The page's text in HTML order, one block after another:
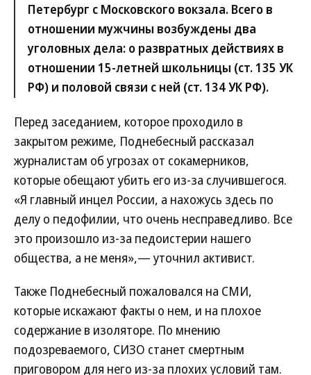
Петербург с Московского вокзала. Всего в
отношении мужчины возбуждены два
уголовных дела: о развратных действиях в
отношении 15-летней школьницы (ст. 135 УК
РФ) и половой связи с ней (ст. 134 УК РФ).
Перед заседанием, которое проходило в
закрытом режиме, Поднебесный рассказал
журналистам об угрозах от сокамерников,
которые обещают убить его из-за случившегося.
«Я главный инцел России, а нахожусь здесь по
делу о педофилии, что очень несправедливо. Все
это произошло из-за педоистерии нашего
общества, а не меня»,— уточнил активист.
Также Поднебесный пожаловался на СМИ,
которые искажают факты о нем, и на плохое
содержание в изоляторе. По мнению
подозреваемого, СИЗО станет смертным
приговором для него из-за плохих условий там.